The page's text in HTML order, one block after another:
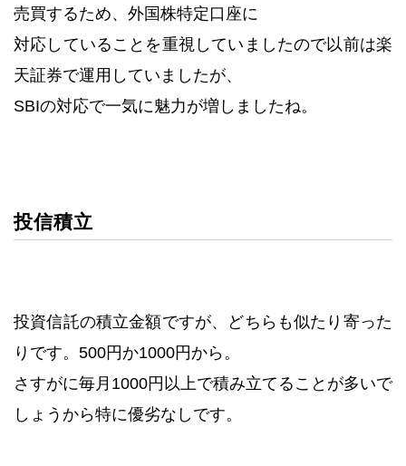
売買するため、外国株特定口座に
対応していることを重視していましたので以前は楽
天証券で運用していましたが、
SBIの対応で一気に魅力が増しましたね。
投信積立
投資信託の積立金額ですが、どちらも似たり寄った
りです。500円か1000円から。
さすがに毎月1000円以上で積み立てることが多いで
しょうから特に優劣なしです。